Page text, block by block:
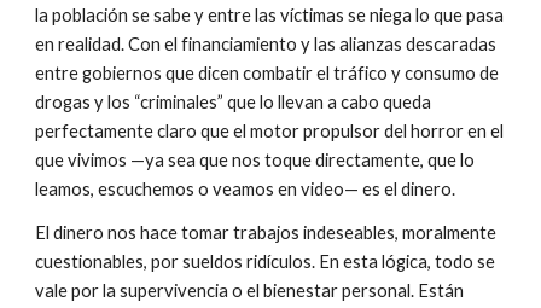
la población se sabe y entre las víctimas se niega lo que pasa
en realidad. Con el financiamiento y las alianzas descaradas
entre gobiernos que dicen combatir el tráfico y consumo de
drogas y los “criminales” que lo llevan a cabo queda
perfectamente claro que el motor propulsor del horror en el
que vivimos —ya sea que nos toque directamente, que lo
leamos, escuchemos o veamos en video— es el dinero.
El dinero nos hace tomar trabajos indeseables, moralmente
cuestionables, por sueldos ridículos. En esta lógica, todo se
vale por la supervivencia o el bienestar personal. Están